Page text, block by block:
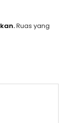
Ruas yang